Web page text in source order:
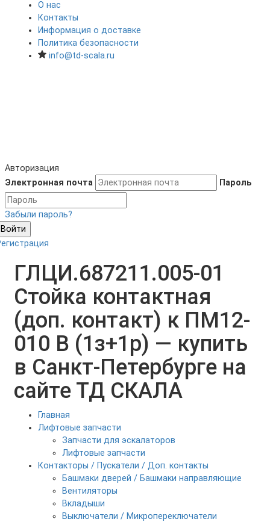
О нас
Контакты
Информация о доставке
Политика безопасности
info@td-scala.ru
Авторизация
Электронная почта
Пароль
Забыли пароль?
Войти
ГЛЦИ.687211.005-01
Стойка контактная
(доп. контакт) к ПМ12-
010 В (1з+1р) — купить
в Санкт-Петербурге на
сайте ТД СКАЛА
Главная
Лифтовые запчасти
Запчасти для эскалаторов
Лифтовые запчасти
Контакторы / Пускатели / Доп. контакты
Башмаки дверей / Башмаки направляющие
Вентиляторы
Вкладыши
Выключатели / Микропереключатели